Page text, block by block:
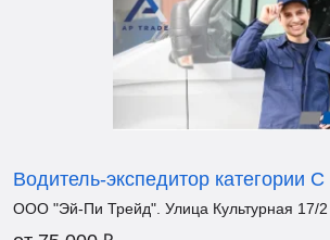
Водитель-экспедитор категории С
ООО "Эй-Пи Трейд". Улица Культурная 17/2